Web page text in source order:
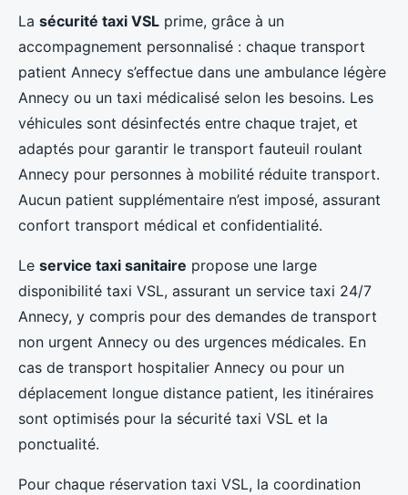
La sécurité taxi VSL prime, grâce à un
accompagnement personnalisé : chaque transport
patient Annecy s’effectue dans une ambulance légère
Annecy ou un taxi médicalisé selon les besoins. Les
véhicules sont désinfectés entre chaque trajet, et
adaptés pour garantir le transport fauteuil roulant
Annecy pour personnes à mobilité réduite transport.
Aucun patient supplémentaire n’est imposé, assurant
confort transport médical et confidentialité.
Le service taxi sanitaire propose une large
disponibilité taxi VSL, assurant un service taxi 24/7
Annecy, y compris pour des demandes de transport
non urgent Annecy ou des urgences médicales. En
cas de transport hospitalier Annecy ou pour un
déplacement longue distance patient, les itinéraires
sont optimisés pour la sécurité taxi VSL et la
ponctualité.
Pour chaque réservation taxi VSL, la coordination